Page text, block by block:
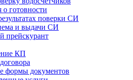
готовности
поверки СИ
и выдачи СИ
прейскурант
КП
формы документов